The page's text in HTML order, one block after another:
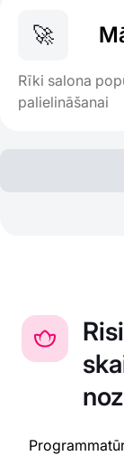
🚀
Rīki salona
palielināšanai